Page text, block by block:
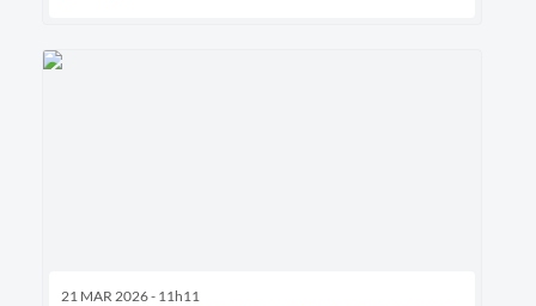
21 MAR 2026 - 11h11